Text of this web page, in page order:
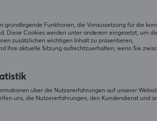
Lager 49.90 € (61.90 €)
grundlegende Funktionen, die Voraussetzung für die
Diese Cookies werden unter anderem eingesetzt, um
zusätzlichen wichtigen Inhalt zu präsentieren,
Ihre aktuelle Sitzung aufrechtzuerhalten, wenn Sie
über die Nutzererfahrungen auf unserer
uns, die Nutzererfahrungen, den Kundendienst und